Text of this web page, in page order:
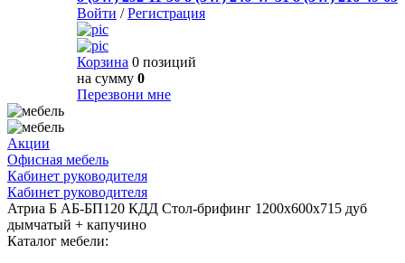
Войти /Регистрация
Корзина 0 позиций
на сумму 0
Перезвони мне
Акции
Офисная мебель
Кабинет руководителя
Кабинет руководителя
Атриа Б АБ-БП120 КДД Стол-брифинг 1200х600х715 дуб
дымчатый + капучино
Каталог мебели: